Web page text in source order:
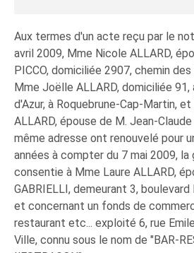
Aux termes d'un acte reçu par le
avril 2009, Mme Nicole ALLARD,
PICCO, domiciliée 2907, chemin
Mme Joëlle ALLARD, domiciliée 91,
d'Azur, à Roquebrune-Cap-Martin,
ALLARD, épouse de M. Jean-
même adresse ont renouvelé pour
années à compter du 7 mai 2009, la
consentie à Mme Laure ALLARD,
GABRIELLI, demeurant 3, boulevard
et concernant un fonds de
restaurant etc... exploité 6, rue
Ville, connu sous le nom de "BAR-